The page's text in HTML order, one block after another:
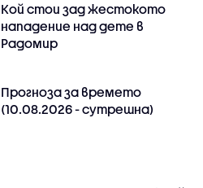
Кой стои зад жестокото
нападение над дете в
Радомир
Прогноза за времето
(10.08.2026 - сутрешна)